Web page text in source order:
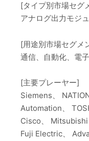
[タイプ別市場セグ
アナログ出力モジ
[用途別市場セグメ
通信、自動化、電
[主要プレーヤー]
Siemens、
Automation、
Cisco、 Mitsubishi
Fuji Electric、